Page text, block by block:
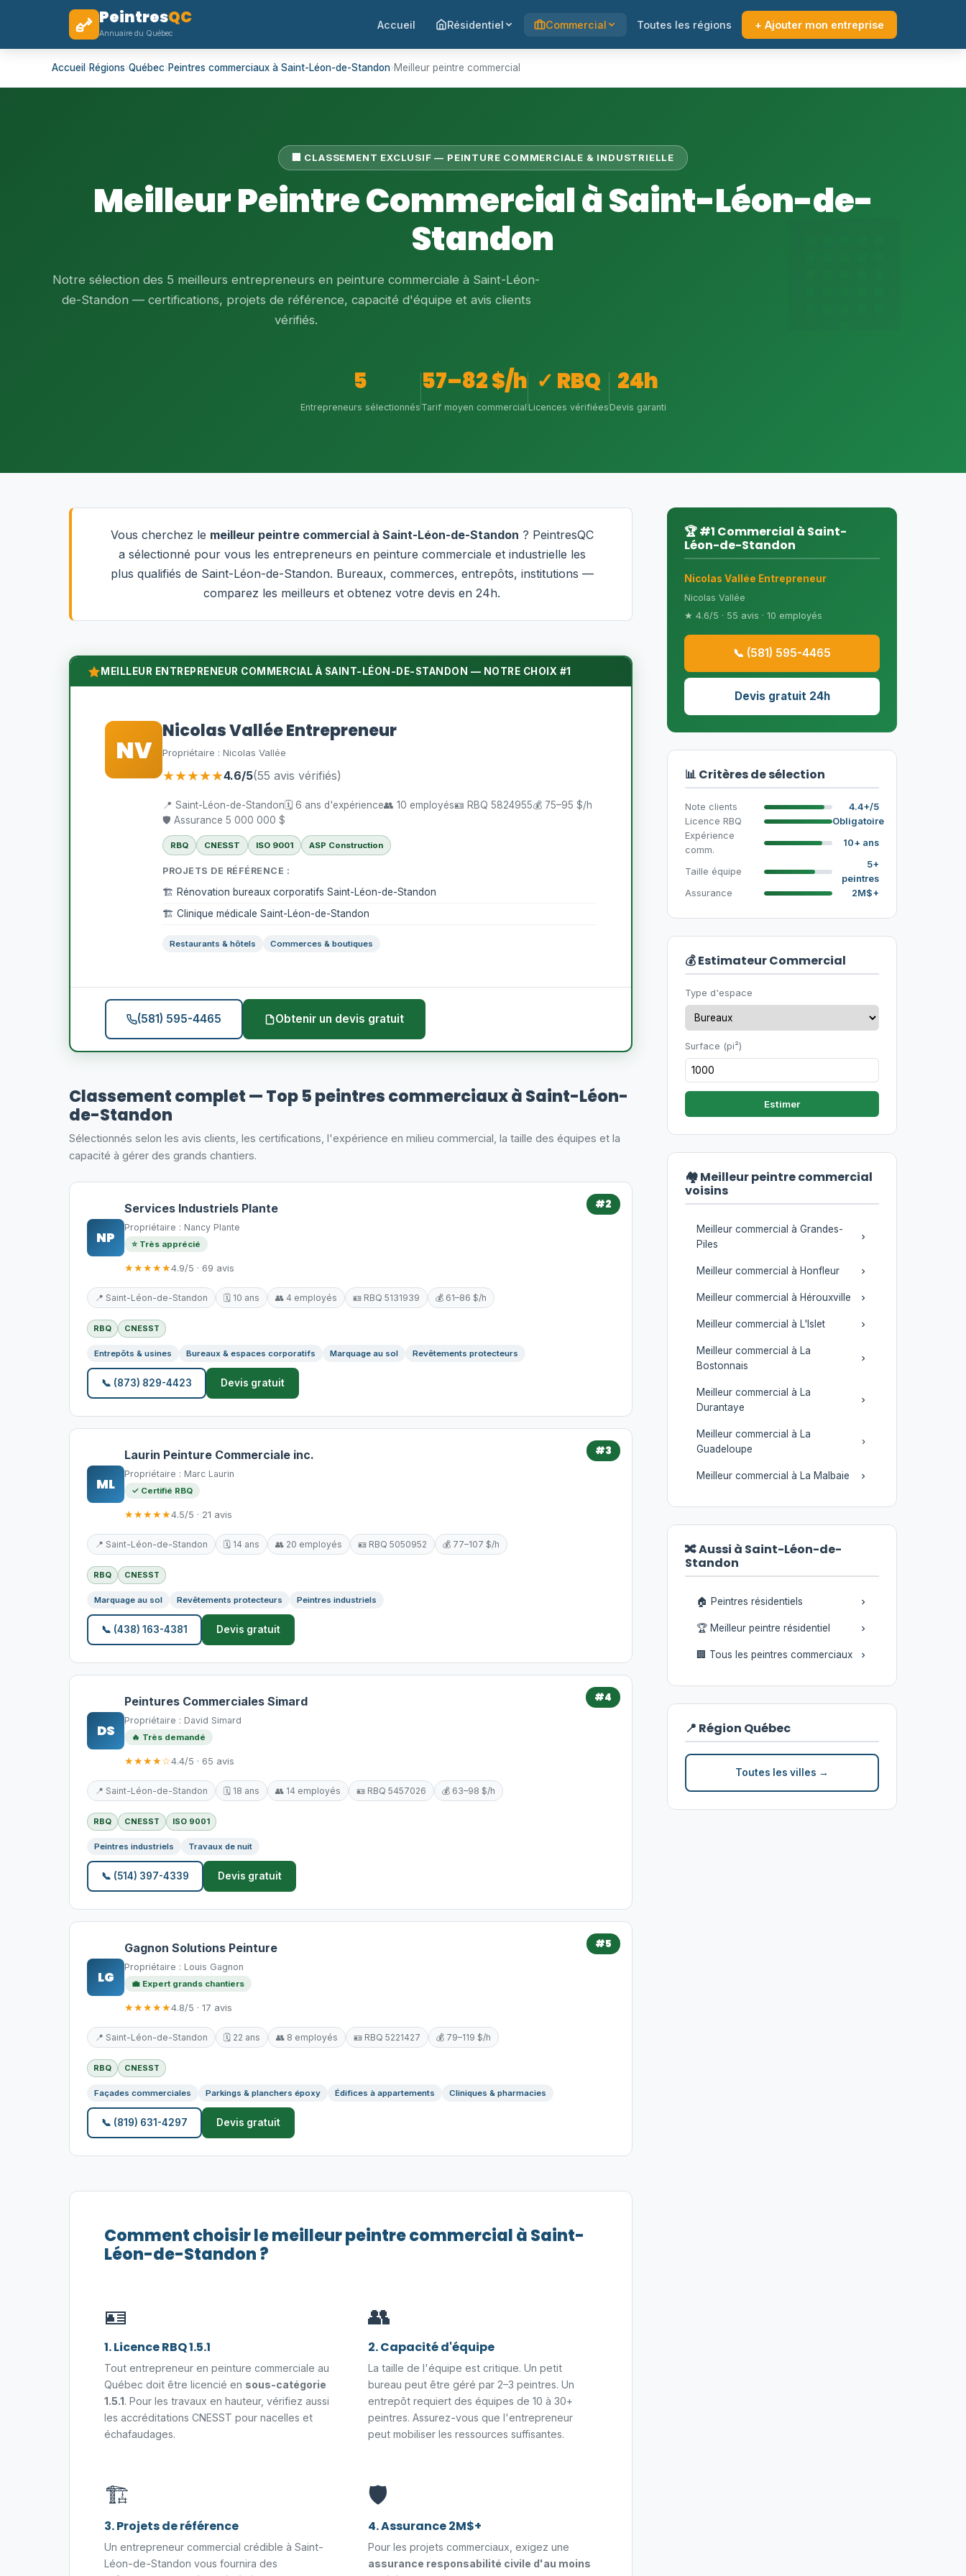
PeintresQC
Annuaire du Québec
Accueil Résidentiel Commercial Toutes les régions + Ajouter mon entreprise
Accueil ›Régions›Québec›Peintres commerciaux à Saint-Léon-de-Standon›Meilleur peintre commercial
🏢 CLASSEMENT EXCLUSIF — PEINTURE COMMERCIALE & INDUSTRIELLE
Meilleur Peintre Commercial à Saint-Léon-de-
Standon
Notre sélection des 5 meilleurs entrepreneurs en peinture commerciale à Saint-Léon-
de-Standon — certifications, projets de référence, capacité d'équipe et avis clients
vérifiés.
5
Entrepreneurs sélectionnés
57–82 $/h
Tarif moyen commercial
✓ RBQ
Licences vérifiées
24h
Devis garanti
Vous cherchez le meilleur peintre commercial à Saint-Léon-de-Standon ? PeintresQC
a sélectionné pour vous les entrepreneurs en peinture commerciale et industrielle les
plus qualifiés de Saint-Léon-de-Standon. Bureaux, commerces, entrepôts, institutions —
comparez les meilleurs et obtenez votre devis en 24h.
MEILLEUR ENTREPRENEUR COMMERCIAL À SAINT-LÉON-DE-STANDON — NOTRE CHOIX #1
NV
Nicolas Vallée Entrepreneur
Propriétaire : Nicolas Vallée
★★★★★4.6/5(55 avis vérifiés)
📍 Saint-Léon-de-Standon🗓️ 6 ans d'expérience👥 10 employés🪪 RBQ 5824955💰 75–95 $/h
🛡️ Assurance 5 000 000 $
RBQ CNESST ISO 9001 ASP Construction
PROJETS DE RÉFÉRENCE :
🏗️ Rénovation bureaux corporatifs Saint-Léon-de-Standon
🏗️ Clinique médicale Saint-Léon-de-Standon
Restaurants & hôtels Commerces & boutiques
(581) 595-4465 Obtenir un devis gratuit
Classement complet — Top 5 peintres commerciaux à Saint-Léon-
de-Standon
Sélectionnés selon les avis clients, les certifications, l'expérience en milieu commercial, la taille des équipes et la
capacité à gérer des grands chantiers.
#2
NP
Services Industriels Plante
Propriétaire : Nancy Plante
⭐ Très apprécié
★★★★★4.9/5 · 69 avis
📍 Saint-Léon-de-Standon 🗓️ 10 ans 👥 4 employés 🪪 RBQ 5131939 💰 61–86 $/h
RBQ CNESST
Entrepôts & usines Bureaux & espaces corporatifs Marquage au sol Revêtements protecteurs
📞 (873) 829-4423 Devis gratuit
#3
ML
Laurin Peinture Commerciale inc.
Propriétaire : Marc Laurin
✓ Certifié RBQ
★★★★★4.5/5 · 21 avis
📍 Saint-Léon-de-Standon 🗓️ 14 ans 👥 20 employés 🪪 RBQ 5050952 💰 77–107 $/h
RBQ CNESST
Marquage au sol Revêtements protecteurs Peintres industriels
📞 (438) 163-4381 Devis gratuit
#4
DS
Peintures Commerciales Simard
Propriétaire : David Simard
🔥 Très demandé
★★★★☆4.4/5 · 65 avis
📍 Saint-Léon-de-Standon 🗓️ 18 ans 👥 14 employés 🪪 RBQ 5457026 💰 63–98 $/h
RBQ CNESST ISO 9001
Peintres industriels Travaux de nuit
📞 (514) 397-4339 Devis gratuit
#5
LG
Gagnon Solutions Peinture
Propriétaire : Louis Gagnon
💼 Expert grands chantiers
★★★★★4.8/5 · 17 avis
📍 Saint-Léon-de-Standon 🗓️ 22 ans 👥 8 employés 🪪 RBQ 5221427 💰 79–119 $/h
RBQ CNESST
Façades commerciales Parkings & planchers époxy Édifices à appartements Cliniques & pharmacies
📞 (819) 631-4297 Devis gratuit
Comment choisir le meilleur peintre commercial à Saint-
Léon-de-Standon ?
🪪
1. Licence RBQ 1.5.1
Tout entrepreneur en peinture commerciale au
Québec doit être licencié en sous-catégorie
1.5.1. Pour les travaux en hauteur, vérifiez aussi
les accréditations CNESST pour nacelles et
échafaudages.
👥
2. Capacité d'équipe
La taille de l'équipe est critique. Un petit
bureau peut être géré par 2–3 peintres. Un
entrepôt requiert des équipes de 10 à 30+
peintres. Assurez-vous que l'entrepreneur
peut mobiliser les ressources suffisantes.
🏗️
3. Projets de référence
Un entrepreneur commercial crédible à Saint-
Léon-de-Standon vous fournira des
🛡️
4. Assurance 2M$+
Pour les projets commerciaux, exigez une
assurance responsabilité civile d'au moins
🏆 #1 Commercial à Saint-
Léon-de-Standon
Nicolas Vallée Entrepreneur
Nicolas Vallée
★ 4.6/5 · 55 avis · 10 employés
📞 (581) 595-4465
Devis gratuit 24h
📊 Critères de sélection
Note clients
4.4+/5
Licence RBQ
Obligatoire
Expérience
comm.
10+ ans
Taille équipe
5+
peintres
Assurance
2M$+
💰 Estimateur Commercial
Type d'espace
Surface (pi²)
Estimer
🏘️ Meilleur peintre commercial
voisins
Meilleur commercial à Grandes-
Piles
Meilleur commercial à Honfleur
Meilleur commercial à Hérouxville
Meilleur commercial à L'Islet
Meilleur commercial à La
Bostonnais
Meilleur commercial à La
Durantaye
Meilleur commercial à La
Guadeloupe
Meilleur commercial à La Malbaie
🔀 Aussi à Saint-Léon-de-
Standon
🏠 Peintres résidentiels
🏆 Meilleur peintre résidentiel
🏢 Tous les peintres commerciaux
📍 Région Québec
Toutes les villes →